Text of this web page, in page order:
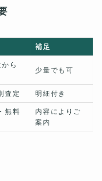
補足
ら
少量でも可
査定 明細付き
無料
内容によりご
案内